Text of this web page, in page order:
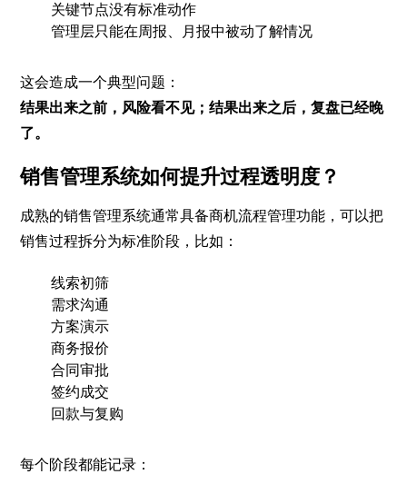
关键节点没有标准动作
管理层只能在周报、月报中被动了解情况
这会造成一个典型问题：
结果出来之前，风险看不见；结果出来之后，复盘已经晚
了。
销售管理系统如何提升过程透明度？
成熟的销售管理系统通常具备商机流程管理功能，可以把
销售过程拆分为标准阶段，比如：
线索初筛
需求沟通
方案演示
商务报价
合同审批
签约成交
回款与复购
每个阶段都能记录：